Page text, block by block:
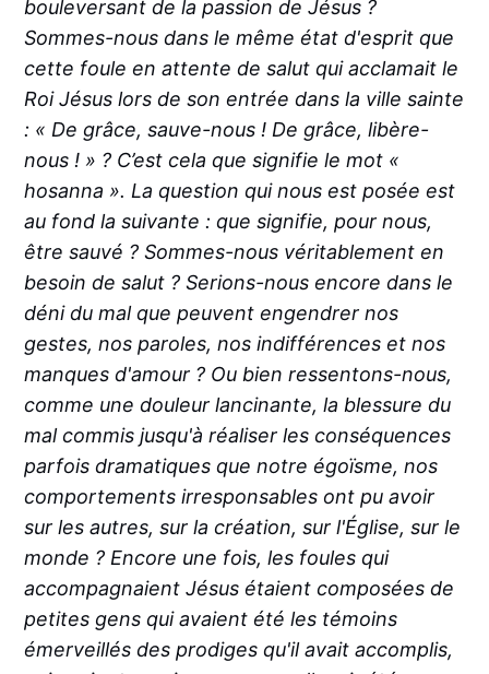
bouleversant de la passion de Jésus ?
Sommes-nous dans le même état d'esprit que
cette foule en attente de salut qui acclamait le
Roi Jésus lors de son entrée dans la ville sainte
: « De grâce, sauve-nous ! De grâce, libère-
nous ! » ? C’est cela que signifie le mot «
hosanna ». La question qui nous est posée est
au fond la suivante : que signifie, pour nous,
être sauvé ? Sommes-nous véritablement en
besoin de salut ? Serions-nous encore dans le
déni du mal que peuvent engendrer nos
gestes, nos paroles, nos indifférences et nos
manques d'amour ? Ou bien ressentons-nous,
comme une douleur lancinante, la blessure du
mal commis jusqu'à réaliser les conséquences
parfois dramatiques que notre égoïsme, nos
comportements irresponsables ont pu avoir
sur les autres, sur la création, sur l'Église, sur le
monde ? Encore une fois, les foules qui
accompagnaient Jésus étaient composées de
petites gens qui avaient été les témoins
émerveillés des prodiges qu'il avait accomplis,